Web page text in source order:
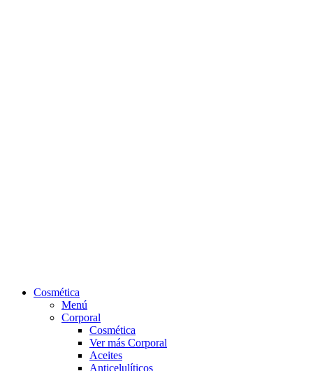
Cosmética
Menú
Corporal
Cosmética
Ver más Corporal
Aceites
Anticelulíticos